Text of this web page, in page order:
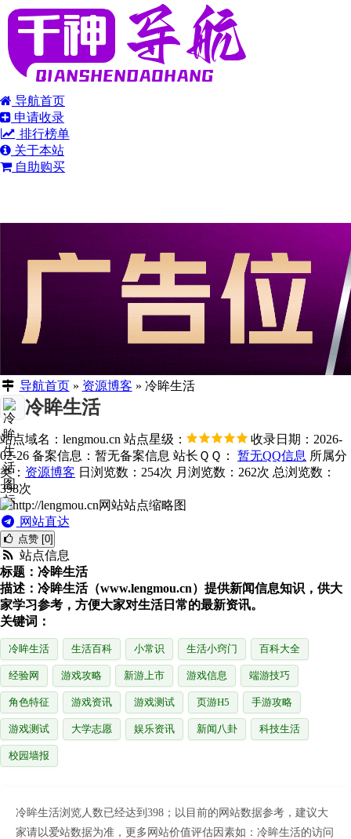
导航首页
申请收录
排行榜单
关于本站
自助购买
导航首页» 资源博客 » 冷眸生活
冷眸生活
站点域名：lengmou.cn 站点星级：
收录日期：2026-
02-26 备案信息： 暂无备案信息 站长ＱＱ： 暂无QQ信息 所属分
类： 资源博客 日浏览数：254次 月浏览数：262次 总浏览数：
398次
网站直达
点赞 [0]
站点信息
标题：冷眸生活
描述：冷眸生活（www.lengmou.cn）提供新闻信息知识，供大
家学习参考，方便大家对生活日常的最新资讯。
关键词：
冷眸生活 生活百科 小常识 生活小窍门 百科大全
经验网 游戏攻略 新游上市 游戏信息 端游技巧
角色特征 游戏资讯 游戏测试 页游H5 手游攻略
游戏测试 大学志愿 娱乐资讯 新闻八卦 科技生活
校园墙报
冷眸生活浏览人数已经达到398；以目前的网站数据参考，建议大
家请以爱站数据为准，更多网站价值评估因素如：冷眸生活的访问